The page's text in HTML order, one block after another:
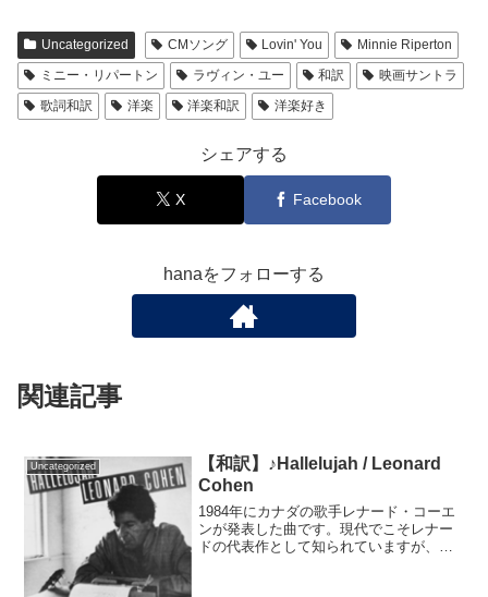
Uncategorized CMソング Lovin' You
Minnie Riperton
ミニー・リパートン
ラヴィン・ユー 和訳
映画サントラ
歌詞和訳
洋楽 洋楽和訳 洋楽好き
シェアする
X Facebook
hanaをフォローする
関連記事
Uncategorized
【和訳】♪Hallelujah / Leonard
Cohen
1984年にカナダの歌手レナード・コーエ
ンが発表した曲です。現代でこそレナー
ドの代表作として知られていますが、当